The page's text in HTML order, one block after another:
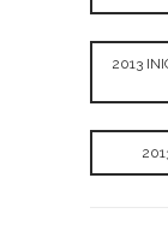
2013